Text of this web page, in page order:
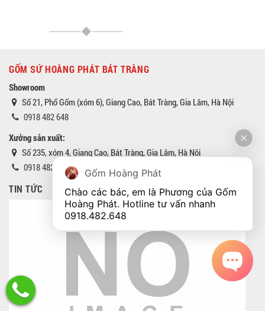
GỐM SỨ HOÀNG PHÁT BÁT TRÀNG
Showroom
Số 21, Phố Gốm (xóm 6), Giang Cao, Bát Tràng, Gia Lâm, Hà Nội
0918 482 648
Xưởng sản xuất:
Số 235, xóm 4, Giang Cao, Bát Tràng, Gia Lâm, Hà Nội
0918 482 648
TIN TỨC
Gốm Hoàng Phát
Chào các bác, em là Phương của Gốm
0918.482.648